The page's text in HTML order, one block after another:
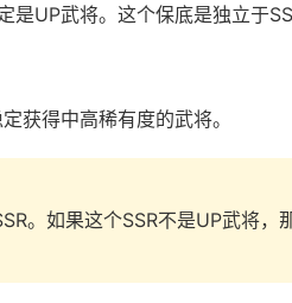
是UP武将。这个保底是独立于
获得中高稀有度的武将。
。如果这个SSR不是UP武将